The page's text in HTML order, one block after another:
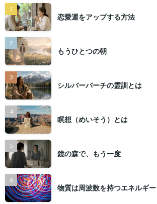
恋愛運をアップする方法
もうひとつの朝
シルバーバーチの霊訓とは
瞑想（めいそう）とは
鏡の森で、もう一度
物質は周波数を持つエネルギー